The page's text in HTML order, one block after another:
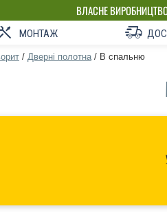
ВЛАСНЕ
МОНТАЖ
/ Дверні полотна / В спальню